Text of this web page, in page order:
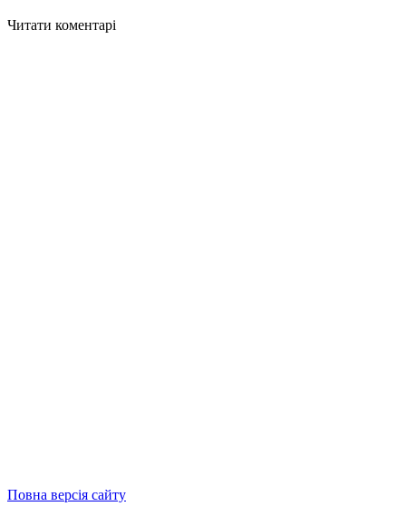
Читати коментарі
Повна версія сайту